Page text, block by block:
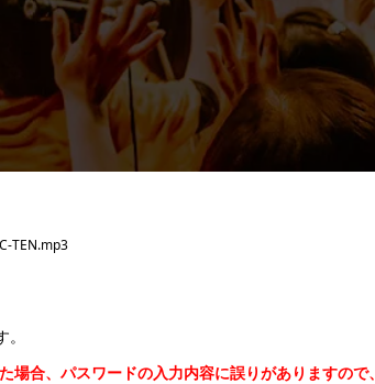
TEN.mp3
合、パスワードの入力内容に誤りがありますので、